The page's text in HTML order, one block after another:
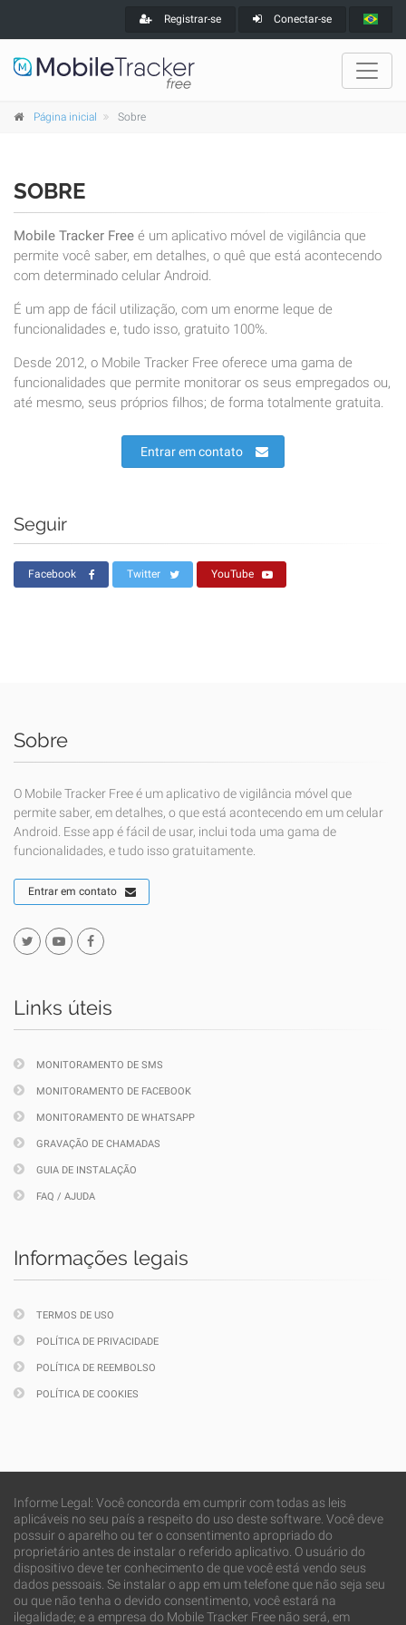
Registrar-se Conectar-se
Página inicial Sobre
SOBRE
Mobile Tracker Free é um aplicativo móvel de vigilância que
permite você saber, em detalhes, o quê que está acontecendo
com determinado celular Android.
É um app de fácil utilização, com um enorme leque de
funcionalidades e, tudo isso, gratuito 100%.
Desde 2012, o Mobile Tracker Free oferece uma gama de
funcionalidades que permite monitorar os seus empregados ou,
até mesmo, seus próprios filhos; de forma totalmente gratuita.
Entrar em contato
Seguir
Facebook Twitter YouTube
Sobre
O Mobile Tracker Free é um aplicativo de vigilância móvel que
permite saber, em detalhes, o que está acontecendo em um celular
Android. Esse app é fácil de usar, inclui toda uma gama de
funcionalidades, e tudo isso gratuitamente.
Entrar em contato
Links úteis
MONITORAMENTO DE SMS
MONITORAMENTO DE FACEBOOK
MONITORAMENTO DE WHATSAPP
GRAVAÇÃO DE CHAMADAS
GUIA DE INSTALAÇÃO
FAQ / AJUDA
Informações legais
TERMOS DE USO
POLÍTICA DE PRIVACIDADE
POLÍTICA DE REEMBOLSO
POLÍTICA DE COOKIES
Informe Legal: Você concorda em cumprir com todas as leis
aplicáveis no seu país a respeito do uso deste software. Você deve
possuir o aparelho ou ter o consentimento apropriado do
proprietário antes de instalar o referido aplicativo. O usuário do
dispositivo deve ter conhecimento de que você está vendo seus
dados pessoais. Se instalar o app em um telefone que não seja seu
ou que não tenha o devido consentimento, você estará na
ilegalidade; e a empresa do Mobile Tracker Free não será, em